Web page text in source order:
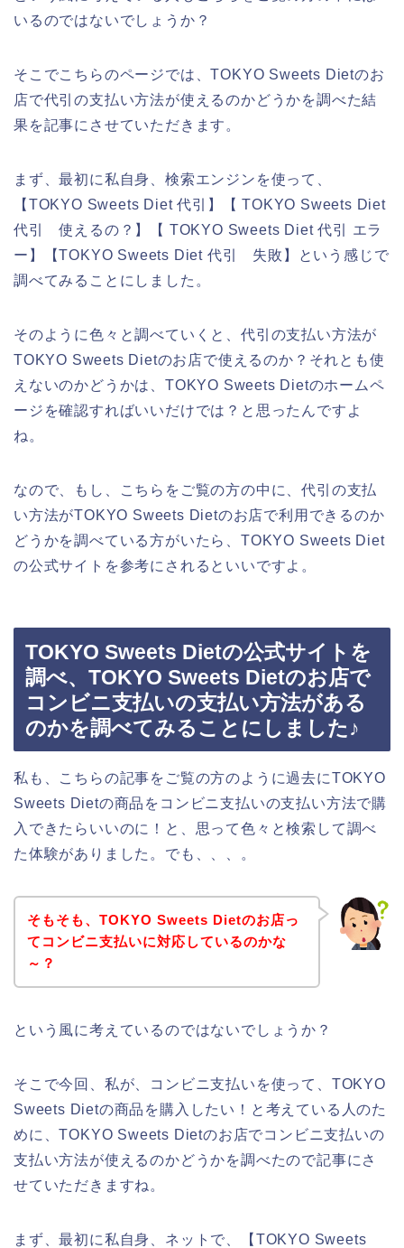
いるのではないでしょうか？
そこでこちらのページでは、TOKYO Sweets Dietのお
店で代引の支払い方法が使えるのかどうかを調べた結
果を記事にさせていただきます。
まず、最初に私自身、検索エンジンを使って、
【TOKYO Sweets Diet 代引】【 TOKYO Sweets Diet
代引 使えるの？】【 TOKYO Sweets Diet 代引 エラ
ー】【TOKYO Sweets Diet 代引 失敗】という感じで
調べてみることにしました。
そのように色々と調べていくと、代引の支払い方法が
TOKYO Sweets Dietのお店で使えるのか？それとも使
えないのかどうかは、TOKYO Sweets Dietのホームペ
ージを確認すればいいだけでは？と思ったんですよ
ね。
なので、もし、こちらをご覧の方の中に、代引の支払
い方法がTOKYO Sweets Dietのお店で利用できるのか
どうかを調べている方がいたら、TOKYO Sweets Diet
の公式サイトを参考にされるといいですよ。
TOKYO Sweets Dietの公式サイトを
調べ、TOKYO Sweets Dietのお店で
コンビニ支払いの支払い方法がある
のかを調べてみることにしました♪
私も、こちらの記事をご覧の方のように過去にTOKYO
Sweets Dietの商品をコンビニ支払いの支払い方法で購
入できたらいいのに！と、思って色々と検索して調べ
た体験がありました。でも、、、。
そもそも、TOKYO Sweets Dietのお店っ
てコンビニ支払いに対応しているのかな
～？
という風に考えているのではないでしょうか？
そこで今回、私が、コンビニ支払いを使って、TOKYO
Sweets Dietの商品を購入したい！と考えている人のた
めに、TOKYO Sweets Dietのお店でコンビニ支払いの
支払い方法が使えるのかどうかを調べたので記事にさ
せていただきますね。
まず、最初に私自身、ネットで、【TOKYO Sweets